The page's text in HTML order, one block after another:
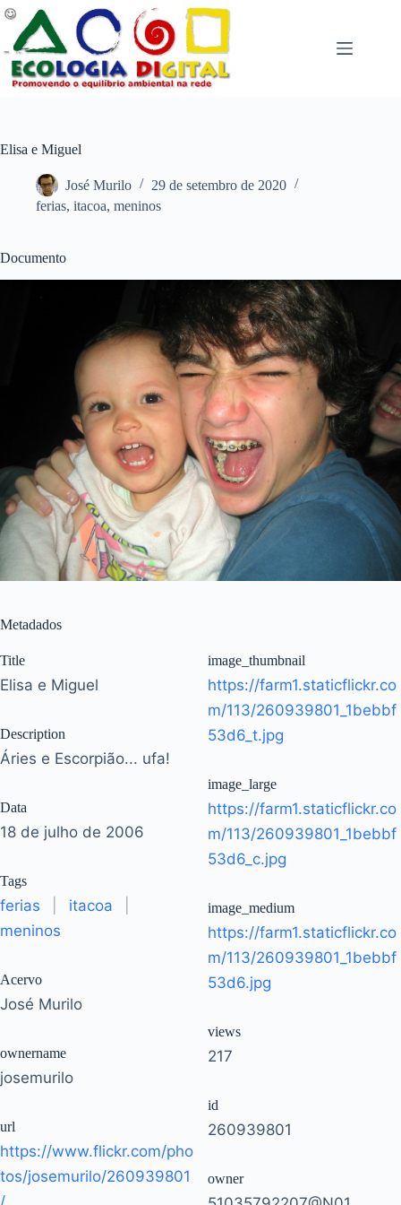
Pular
para
conteúdo
Elisa e Miguel
José Murilo
29 de setembro de 2020
ferias, itacoa, meninos
Documento
Metadados
Title
Elisa e Miguel
Description
Áries e Escorpião... ufa!
Data
18 de julho de 2006
Tags
ferias itacoa
meninos
Acervo
José Murilo
ownername
josemurilo
url
https://www.flickr.com/pho
tos/josemurilo/260939801
image_thumbnail
https://farm1.staticflickr.co
m/113/260939801_1bebbf
53d6_t.jpg
image_large
https://farm1.staticflickr.co
m/113/260939801_1bebbf
53d6_c.jpg
image_medium
https://farm1.staticflickr.co
m/113/260939801_1bebbf
53d6.jpg
views
217
id
260939801
owner